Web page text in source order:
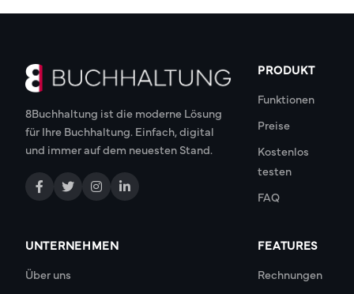
8Buchhaltung ist die moderne Lösung
für Ihre Buchhaltung. Einfach, digital
und immer auf dem neuesten Stand.
PRODUKT
Funktionen
Preise
Kostenlos
testen
FAQ
UNTERNEHMEN
Über uns
FEATURES
Rechnungen